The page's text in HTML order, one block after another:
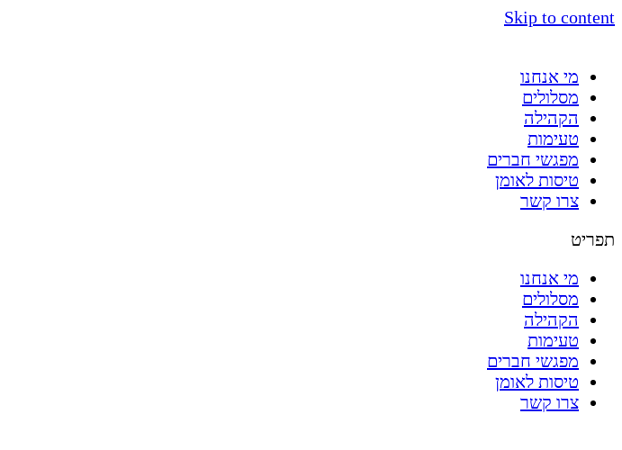
Skip to content
מי אנחנו
מסלולים
הקהילה
טעימות
מפגשי חברים
טיסות לאומן
צרו קשר
תפריט
מי אנחנו
מסלולים
הקהילה
טעימות
מפגשי חברים
טיסות לאומן
צרו קשר